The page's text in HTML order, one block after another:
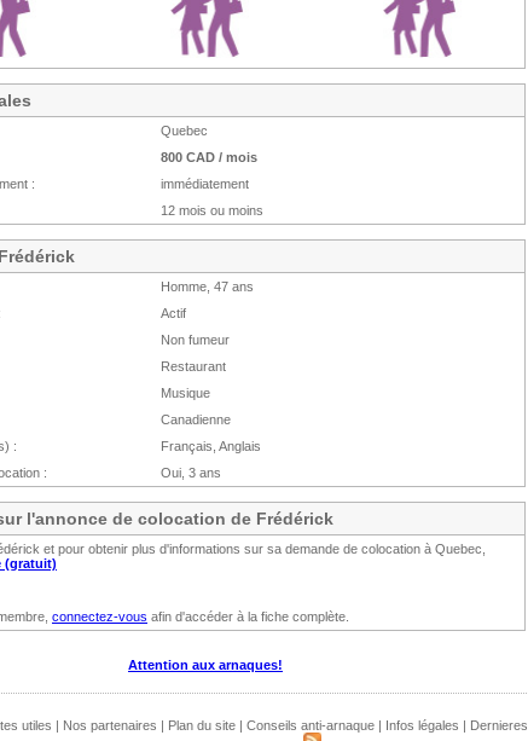
Quebec
800 CAD / mois
:
immédiatement
12 mois ou moins
Homme, 47 ans
Actif
Non fumeur
Restaurant
Musique
Canadienne
:
Français, Anglais
:
Oui, 3 ans
l'annonce de colocation de Frédérick
et pour obtenir plus d'informations sur sa demande de colocation à Quebec,
(gratuit)
connectez-vous afin d'accéder à la fiche complète.
Attention aux arnaques!
utiles | Nos partenaires | Plan du site| Conseils anti-arnaque| Infos légales | Dernieres